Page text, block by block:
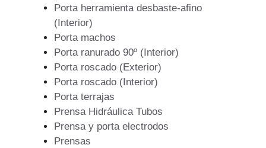
Porta herramienta desbaste-afino
(Interior)
Porta machos
Porta ranurado 90º (Interior)
Porta roscado (Exterior)
Porta roscado (Interior)
Porta terrajas
Prensa Hidráulica Tubos
Prensa y porta electrodos
Prensas